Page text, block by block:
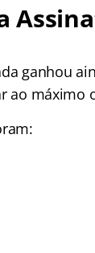
ganhou
ao máximo